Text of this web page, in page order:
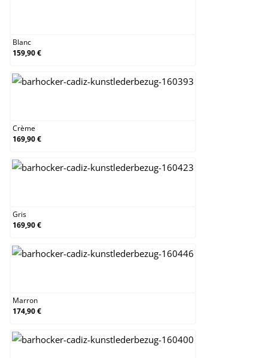
Blanc
159,90 €
Crème
169,90 €
Gris
169,90 €
Marron
174,90 €